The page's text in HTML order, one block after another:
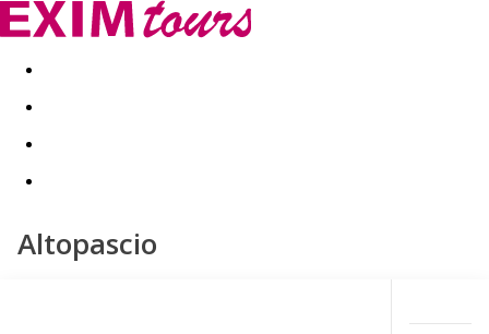
Akční nabídky Last minute
Altopascio